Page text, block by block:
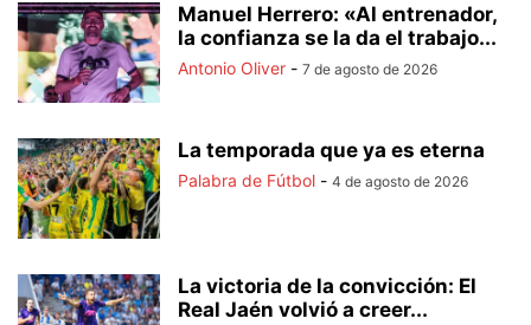
Manuel Herrero: «Al entrenador,
la confianza se la da el trabajo...
Antonio Oliver - 7 de agosto de 2026
La temporada que ya es eterna
Palabra de Fútbol - 4 de agosto de 2026
La victoria de la convicción: El
Real Jaén volvió a creer...